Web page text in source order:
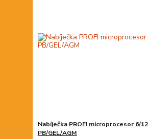
Nabíječka PROFI microprocesor 6/
PB/GEL/AGM